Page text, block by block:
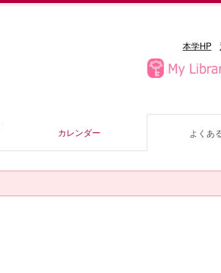
本学HP
カレンダー よくあ